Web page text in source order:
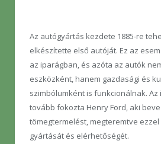
Az autógyártás kezdete 1885-re
elkészítette első autóját. Ez az
az iparágban, és azóta az autók
eszközként, hanem gazdasági és
szimbólumként is funkcionálnak.
tovább fokozta Henry Ford, aki
tömegtermelést, megteremtve
gyártását és elérhetőségét.